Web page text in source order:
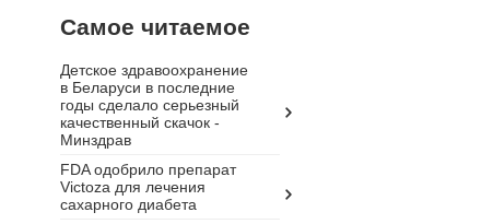
Самое читаемое
Детское здравоохранение
в Беларуси в последние
годы сделало серьезный
качественный скачок -
Минздрав
FDA одобрило препарат
Victoza для лечения
сахарного диабета